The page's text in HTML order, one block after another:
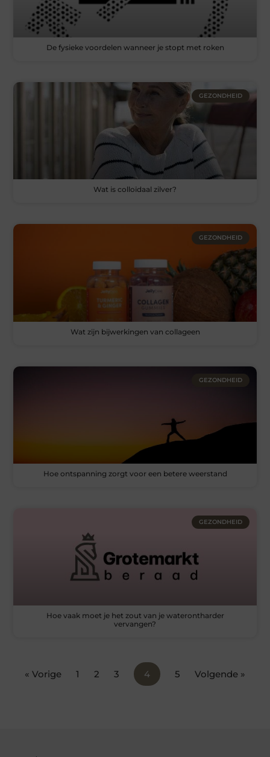
De fysieke voordelen wanneer je stopt met roken
GEZONDHEID
Wat is colloïdaal zilver?
GEZONDHEID
Wat zijn bijwerkingen van collageen
GEZONDHEID
Hoe ontspanning zorgt voor een betere weerstand
GEZONDHEID
Hoe vaak moet je het zout van je waterontharder
vervangen?
« Vorige 1 2 3 4 5 Volgende »